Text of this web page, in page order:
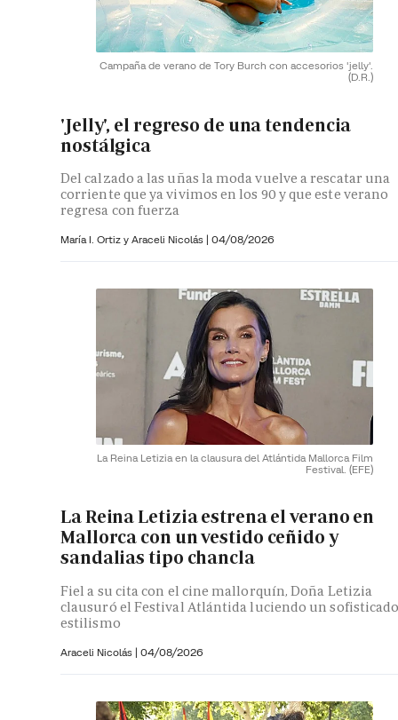
Campaña de verano de Tory Burch con accesorios 'jelly'.
(D.R.)
'Jelly', el regreso de una tendencia
nostálgica
Del calzado a las uñas la moda vuelve a rescatar una
corriente que ya vivimos en los 90 y que este verano
regresa con fuerza
María I. Ortiz y Araceli Nicolás | 04/08/2026
La Reina Letizia en la clausura del Atlántida Mallorca Film
Festival. (EFE)
La Reina Letizia estrena el verano en
Mallorca con un vestido ceñido y
sandalias tipo chancla
Fiel a su cita con el cine mallorquín, Doña Letizia
clausuró el Festival Atlántida luciendo un
estilismo
Araceli Nicolás | 04/08/2026